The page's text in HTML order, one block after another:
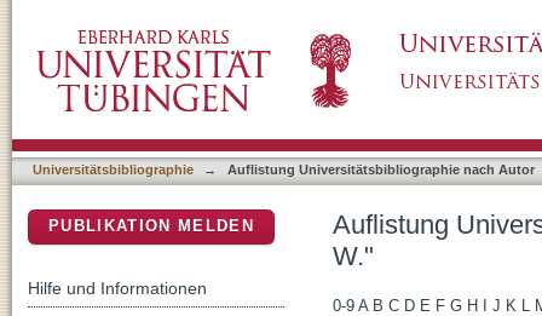
Universitätsbibliographie → Auflistung Universitätsbibliographie nach Autor
Auflistung
W."
0-9 A B C D E F G H J K L
PUBLIKATION MELDEN
Hilfe und Informationen